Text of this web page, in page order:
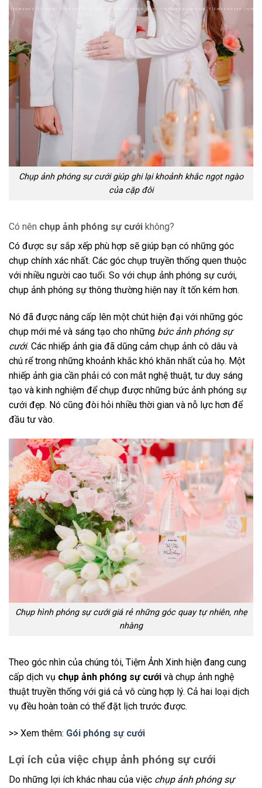
Chụp ảnh phóng sự cưới giúp ghi lại khoảnh khắc ngọt ngào
của cặp đôi
Có nên chụp ảnh phóng sự cưới không?
Có được sự sắp xếp phù hợp sẽ giúp bạn có những góc
chụp chính xác nhất. Các góc chụp truyền thống quen thuộc
với nhiều người cao tuổi. So với chụp ảnh phóng sự cưới,
chụp ảnh phóng sự thông thường hiện nay ít tốn kém hơn.
Nó đã được nâng cấp lên một chút hiện đại với những góc
chụp mới mẻ và sáng tạo cho những bức ảnh phóng sự
cưới. Các nhiếp ảnh gia đã dũng cảm chụp ảnh cô dâu và
chú rể trong những khoảnh khắc khó khăn nhất của họ. Một
nhiếp ảnh gia cần phải có con mắt nghệ thuật, tư duy sáng
tạo và kinh nghiệm để chụp được những bức ảnh phóng sự
cưới đẹp. Nó cũng đòi hỏi nhiều thời gian và nỗ lực hơn để
đầu tư vào.
Chụp hình phóng sự cưới giá rẻ những góc quay tự nhiên, nhẹ
nhàng
Theo góc nhìn của chúng tôi, Tiệm Ảnh Xinh hiện đang cung
cấp dịch vụ chụp ảnh phóng sự cưới và chụp ảnh nghệ
thuật truyền thống với giá cả vô cùng hợp lý. Cả hai loại dịch
vụ đều hoàn toàn có thể đặt lịch trước được.
>> Xem thêm: Gói phóng sự cưới
Lợi ích của việc chụp ảnh phóng sự cưới
Do những lợi ích khác nhau của việc chụp ảnh phóng sự